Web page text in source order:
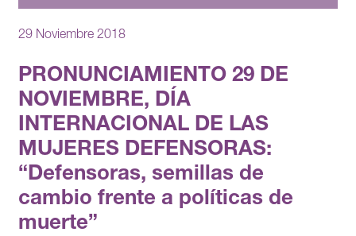
29 Noviembre 2018
PRONUNCIAMIENTO 29 DE
NOVIEMBRE, DÍA
INTERNACIONAL DE LAS
MUJERES DEFENSORAS:
“Defensoras, semillas de
cambio frente a políticas de
muerte”